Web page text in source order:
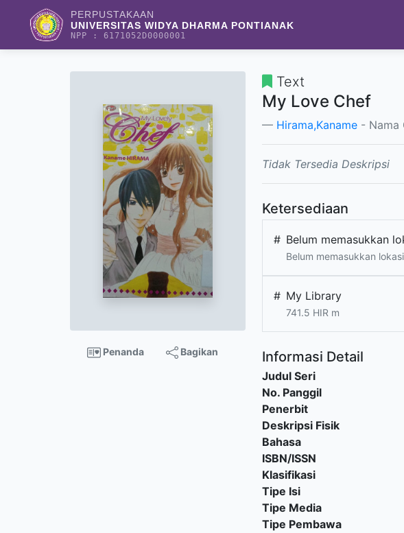
PERPUSTAKAAN
UNIVERSITAS WIDYA DHARMA PONTIANAK
NPP : 6171052D0000001
Penanda Bagikan
Text
My Love Chef
Hirama,Kaname - Nama
Tidak Tersedia Deskripsi
Ketersediaan
# Belum memasukkan
Belum memasukkan lokasi
# My Library
741.5 HIR m
Informasi Detail
Judul Seri
No. Panggil
Penerbit
Deskripsi Fisik
Bahasa
ISBN/ISSN
Klasifikasi
Tipe Isi
Tipe Media
Tipe Pembawa